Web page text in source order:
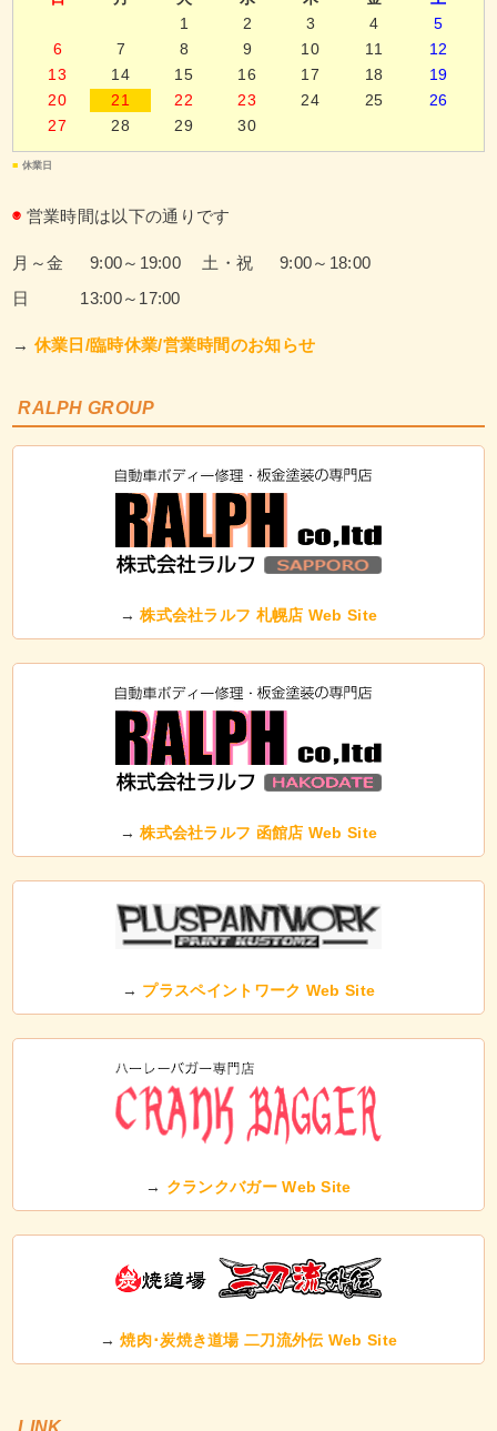
1
2 3 4
5
6
7 8 9 10 11
12
13
14 15 16 17 18
19
20
21 22 23 24 25
26
27
28 29 30
■ 休業日
◉ 営業時間は以下の通りです
月～金 9:00～19:00
土・祝 9:00～18:00
日 13:00～17:00
→ 休業日/臨時休業/営業時間のお知らせ
RALPH GROUP
→株式会社ラルフ 札幌店 Web Site
→株式会社ラルフ 函館店 Web Site
→ プラスペイントワーク Web Site
→ クランクバガー Web Site
→焼肉･炭焼き道場 二刀流外伝 Web Site